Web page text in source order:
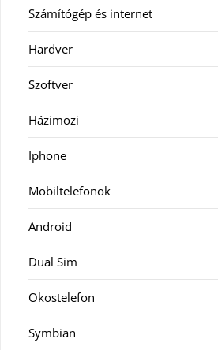
Számítógép és internet
Hardver
Szoftver
Házimozi
Iphone
Mobiltelefonok
Android
Dual Sim
Okostelefon
Symbian